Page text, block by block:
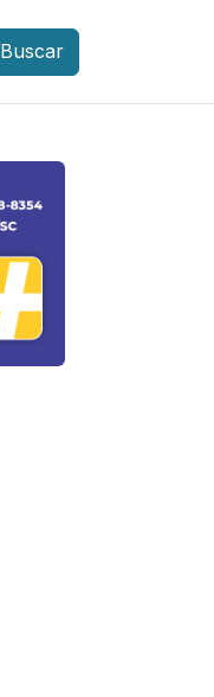
Buscar